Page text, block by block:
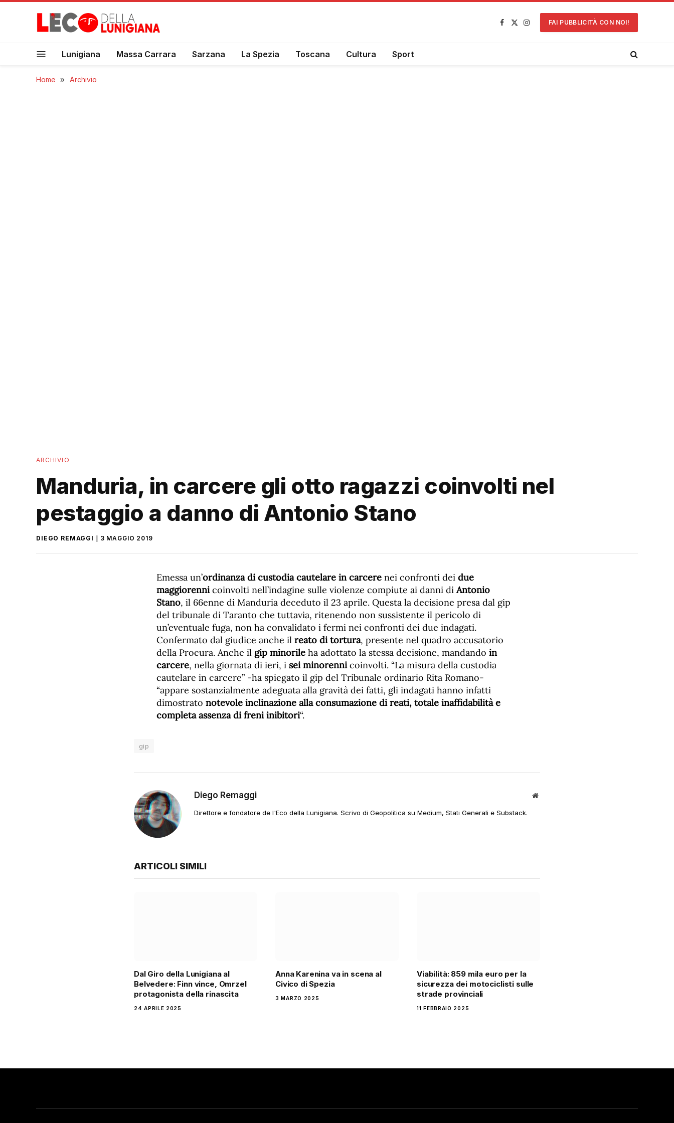
Facebook
X
Instagram
FAI PUBBLICITÀ CON NOI!
Lunigiana Massa Carrara Sarzana La Spezia Toscana Cultura Sport
Home » Archivio
ARCHIVIO
Manduria, in carcere gli otto ragazzi coinvolti nel
pestaggio a danno di Antonio Stano
DIEGO REMAGGI 3 MAGGIO 2019
Emessa un’ordinanza di custodia cautelare in carcere nei confronti dei due
maggiorennicoinvolti nell’indagine sulle violenze compiute ai danni diAntonio
Stano, il 66enne di Manduria deceduto il 23 aprile. Questa la decisione presa dal gip
del tribunale di Taranto che tuttavia, ritenendo non sussistente il pericolo di
un’eventuale fuga, non ha convalidato i fermi nei confronti dei due indagati.
Confermato dal giudice anche il reato di tortura, presente nel quadro accusatorio
della Procura. Anche il gip minorile ha adottato la stessa decisione, mandando in
carcere, nella giornata di ieri, i sei minorennicoinvolti. “La misura della custodia
cautelare in carcere” -ha spiegato il gip del Tribunale ordinario Rita Romano-
“appare sostanzialmente adeguata alla gravità dei fatti, gli indagati hanno infatti
dimostrato notevole inclinazione alla consumazione di reati, totale inaffidabilità e
completa assenza di freni inibitori“.
gip
Diego Remaggi
Sito
Direttore e fondatore de l'Eco della Lunigiana. Scrivo di Geopolitica su Medium, Stati Generali e Substack.
ARTICOLI SIMILI
Dal Giro della Lunigiana al
Belvedere: Finn vince, Omrzel
protagonista della rinascita
24 APRILE 2025
Anna Karenina va in scena al
Civico di Spezia
3 MARZO 2025
Viabilità: 859 mila euro per la
sicurezza dei motociclisti sulle
strade provinciali
11 FEBBRAIO 2025